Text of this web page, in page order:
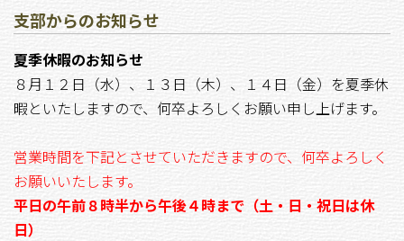
支部からのお知らせ
夏季休暇のお知らせ
８月１２日（水）、１３日（木）、１４日（金）を夏季休
暇といたしますので、何卒よろしくお願い申し上げます。
営業時間を下記とさせていただきますので、何卒よろしく
お願いいたします。
平日の午前８時半から午後４時まで（土・日・祝日は休
日）